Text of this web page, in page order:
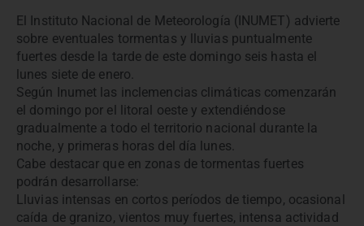
El Instituto Nacional de Meteorología (INUMET) advierte
sobre eventuales tormentas y lluvias puntualmente
fuertes desde la tarde de este domingo seis hasta el
lunes siete de enero.
Según Inumet las inclemencias climáticas comenzarán
el domingo por el litoral oeste y extendiéndose
gradualmente a todo el territorio nacional durante la
noche, y primeras horas del día lunes.
Cabe destacar que en zonas de tormentas fuertes
podrán desarrollarse:
Lluvias intensas en cortos períodos de tiempo, ocasional
caída de granizo, vientos muy fuertes, intensa actividad